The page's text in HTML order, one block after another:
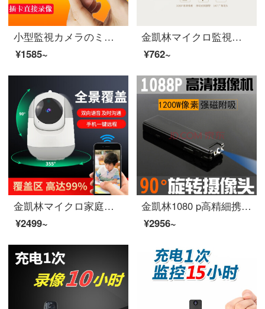
小型監視カメラのミニ小型無線小型小型小型小型小型小型小型の小型の小型の監視カメラの家庭用カメラの夜間テレビの高清の携帯電話の長距離のカメラの電池はプラグインフリーの1080 Pの無線+32 Gメモリカードを挿入します。
¥1585~
金凱林マイクロ監視針口空撮ヘッド高清微小家庭用カメラ夜視無線カメラミニ撮影ビデオ一体カメラの標準装備（メモリカードを含まない）
¥762~
金凱林マイクロ家庭用無線小型監視カメラwifi携帯電話遠隔移動追跡監視カメラ360度雲台監視カメラ64 Gメモリカード
¥2499~
金凱林1080 p高精細携帯カメラ小型撮影ヘッド袖珍モニターミニ監視カメラ超小型無線カメラジャックビデオ超長待機黒高清＋32 G
¥2956~